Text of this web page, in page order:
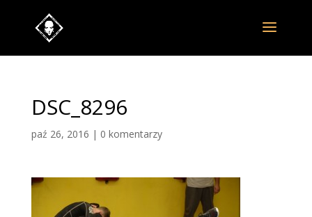
DSC_8296
paź 26, 2016 | 0 komentarzy